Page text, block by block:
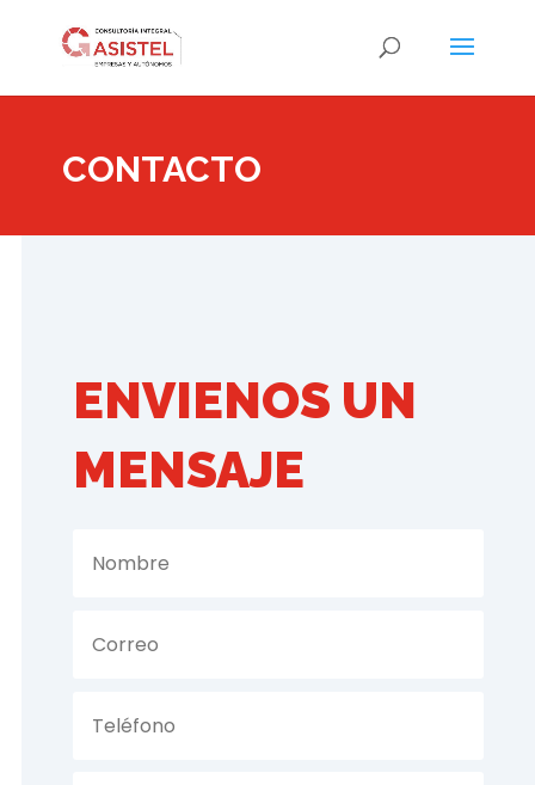
CONTACTO
ENVIENOS UN
MENSAJE